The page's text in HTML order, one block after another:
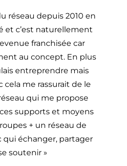
réseau depuis 2010 en
et c’est naturellement
franchisée car
au concept. En plus
entreprendre mais
cela me rassurait de le
qui me propose
supports et moyens
+ un réseau de
qui échanger, partager
soutenir »